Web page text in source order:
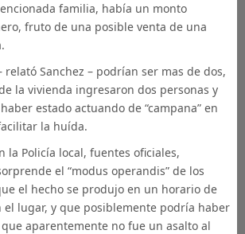
familia, había un monto
fruto de una posible venta de una
relató Sanchez – podrían ser mas de dos,
la vivienda ingresaron dos personas y
estado actuando de “campana” en
la huída.
la Policía local, fuentes oficiales,
el “modus operandis” de los
el hecho se produjo en un horario de
el lugar, y que posiblemente podría haber
aparentemente no fue un asalto al